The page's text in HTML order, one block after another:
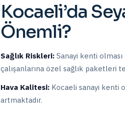
Kocaeli’da
Önemli?
Sağlık Riskleri: Sanayi kenti olması
çalışanlarına özel sağlık paketleri
Hava Kalitesi: Kocaeli sanayi kenti
artmaktadır.